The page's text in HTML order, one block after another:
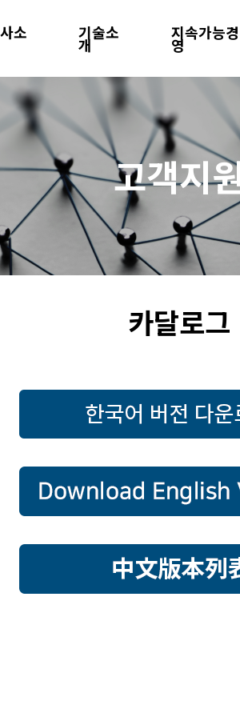
소 기술소
개
지속가능경
영
고객지
카달로그